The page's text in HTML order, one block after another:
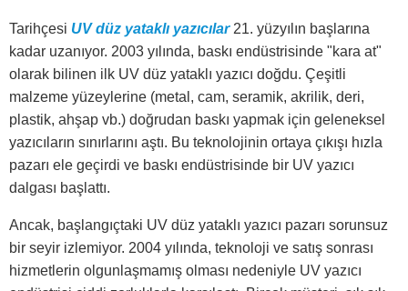
Tarihçesi UV düz yataklı yazıcılar21. yüzyılın başlarına
kadar uzanıyor. 2003 yılında, baskı endüstrisinde "kara at"
olarak bilinen ilk UV düz yataklı yazıcı doğdu. Çeşitli
malzeme yüzeylerine (metal, cam, seramik, akrilik, deri,
plastik, ahşap vb.) doğrudan baskı yapmak için geleneksel
yazıcıların sınırlarını aştı. Bu teknolojinin ortaya çıkışı hızla
pazarı ele geçirdi ve baskı endüstrisinde bir UV yazıcı
dalgası başlattı.
Ancak, başlangıçtaki UV düz yataklı yazıcı pazarı sorunsuz
bir seyir izlemiyor. 2004 yılında, teknoloji ve satış sonrası
hizmetlerin olgunlaşmamış olması nedeniyle UV yazıcı